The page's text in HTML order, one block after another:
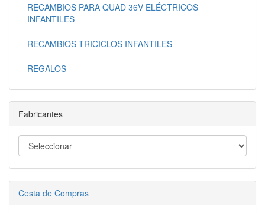
RECAMBIOS PARA QUAD 36V ELÉCTRICOS
INFANTILES
RECAMBIOS TRICICLOS INFANTILES
REGALOS
Fabricantes
Cesta de Compras